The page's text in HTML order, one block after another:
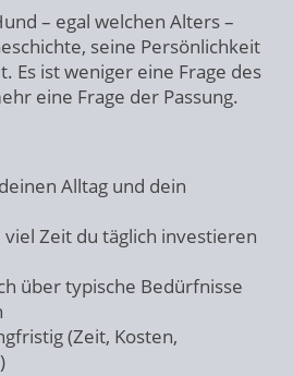
– egal welchen Alters –
seine Persönlichkeit
Es ist weniger eine Frage des
eine Frage der Passung.
Alltag und dein
Zeit du täglich investieren
über typische Bedürfnisse
(Zeit, Kosten,